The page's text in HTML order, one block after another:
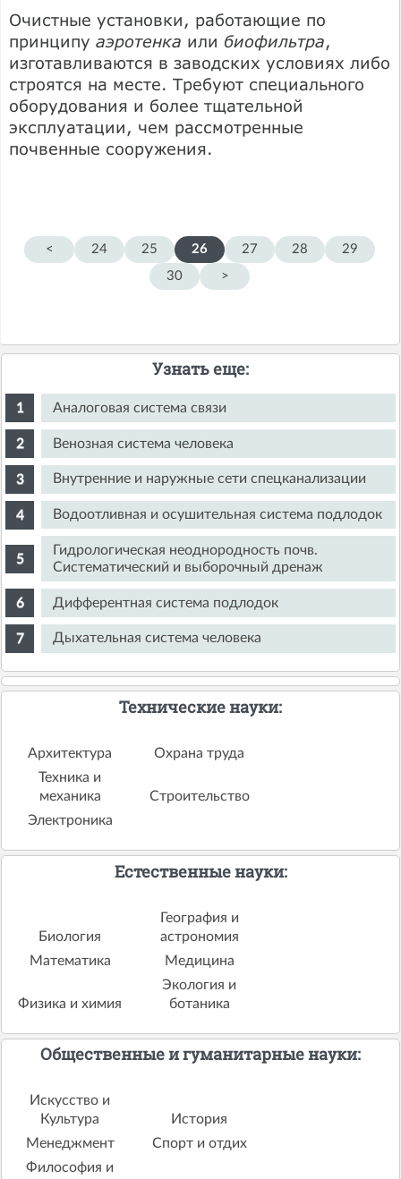
Очистные установки, работающие по
принципу аэротенка или биофильтра,
изготавливаются в заводских условиях либо
строятся на месте. Требуют специального
оборудования и более тщательной
эксплуатации, чем рассмотренные
почвенные сооружения.
< 24 25 26 27 28
29
30
>
Узнать еще:
Аналоговая система связи
Венозная система человека
Внутренние и наружные сети спецканализации
Водоотливная и осушительная система подлодок
Гидрологическая неоднородность почв.
Систематический и выборочный дренаж
Дифферентная система подлодок
Дыхательная система человека
Технические науки:
Архитектура
Охрана труда
Техника и
механика
Строительство
Электроника
Естественные науки:
Биология
География и
астрономия
Математика
Медицина
Физика и химия
Экология и
ботаника
Общественные и гуманитарные науки:
Искусство и
Культура
История
Менеджмент
Спорт и отдих
Философия и